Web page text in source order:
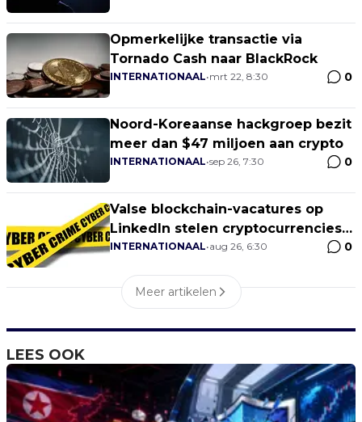
Opmerkelijke transactie via
Tornado Cash naar BlackRock
INTERNATIONAAL•mrt 22, 8:30 0
Noord-Koreaanse hackgroep bezit
meer dan $47 miljoen aan crypto
INTERNATIONAAL•sep 26, 7:30 0
Valse blockchain-vacatures op
LinkedIn stelen cryptocurrencies
van kandidaten
INTERNATIONAAL•aug 26, 6:30 0
Meer artikelen
LEES OOK